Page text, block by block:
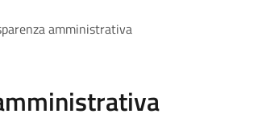
amministrativa